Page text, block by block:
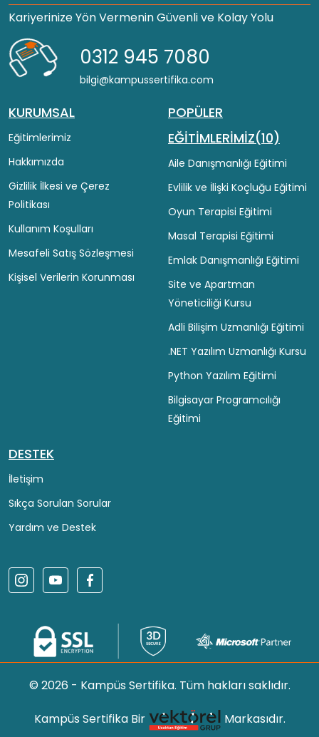
Kariyerinize Yön Vermenin Güvenli ve Kolay Yolu
0312 945 7080
bilgi@kampussertifika.com
KURUMSAL
Eğitimlerimiz
Hakkımızda
Gizlilik İlkesi ve Çerez
Politikası
Kullanım Koşulları
Mesafeli Satış Sözleşmesi
Kişisel Verilerin Korunması
POPÜLER
EĞİTİMLERİMİZ(10)
Aile Danışmanlığı Eğitimi
Evlilik ve İlişki Koçluğu Eğitimi
Oyun Terapisi Eğitimi
Masal Terapisi Eğitimi
Emlak Danışmanlığı Eğitimi
Site ve Apartman
Yöneticiliği Kursu
Adli Bilişim Uzmanlığı Eğitimi
.NET Yazılım Uzmanlığı Kursu
Python Yazılım Eğitimi
Bilgisayar Programcılığı
Eğitimi
DESTEK
İletişim
Sıkça Sorulan Sorular
Yardım ve Destek
© 2026 - Kampüs Sertifika. Tüm hakları saklıdır.
Kampüs Sertifika Bir
Markasıdır.